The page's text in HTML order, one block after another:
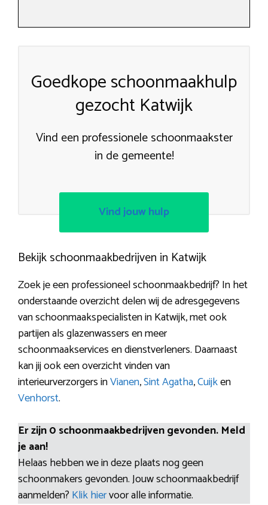
Goedkope schoonmaakhulp
gezocht Katwijk
Vind een professionele schoonmaakster
in de gemeente!
Vind jouw hulp
Bekijk schoonmaakbedrijven in Katwijk
Zoek je een professioneel schoonmaakbedrijf? In het
onderstaande overzicht delen wij de adresgegevens
van schoonmaakspecialisten in Katwijk, met ook
partijen als glazenwassers en meer
schoonmaakservices en dienstverleners. Daarnaast
kan jij ook een overzicht vinden van
interieurverzorgers inVianen,Sint Agatha,Cuijken
Venhorst.
Er zijn 0 schoonmaakbedrijven gevonden. Meld
je aan!
Helaas hebben we in deze plaats nog geen
schoonmakers gevonden. Jouw schoonmaakbedrijf
aanmelden? Klik hiervoor alle informatie.